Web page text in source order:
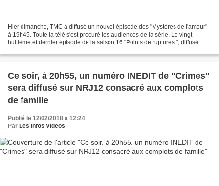
Hier dimanche, TMC a diffusé un nouvel épisode des "Mystères de l'amour"
à 19h45. Toute la télé s'est procuré les audiences de la série. Le vingt-
huitième et dernier épisode de la saison 16 "Points de ruptures ", diffusé
Ce soir, à 20h55, un numéro INEDIT de "Crimes"
sera diffusé sur NRJ12 consacré aux complots
de famille
Publié le 12/02/2018 à 12:24
Par Les Infos Videos